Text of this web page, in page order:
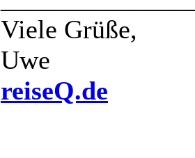
Viele Grüße,
Uwe
reiseQ.de